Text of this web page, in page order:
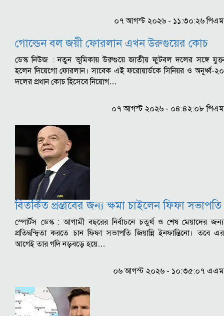
০৭ আগস্ট ২০২৬ - ১১:৩০:২৬ পিএম
গোল্ডেন বল জয়ী ফোরলান এখন উরুগুয়ের কোচ
ডেস্ক নিউজ : নতুন ভূমিকায় উরুগুয়ে জাতীয় ফুটবল দলের সঙ্গে যুক্ত
হলেন দিয়েগো ফোরলান। সাবেক এই ফরোয়ার্ডকে সিনিয়র ও অনূর্ধ্ব-২০
দলের প্রধান কোচ হিসেবে নিয়োগ…
০৭ আগস্ট ২০২৬ - ০৪:৪২:০৮ পিএম
বিতর্কিত প্রস্তাবের জন্য ক্ষমা চাইলেন ফিফা সভাপতি
স্পোর্টস ডেস্ক : আগামী বছরের নির্বাচনে চতুর্থ ও শেষ মেয়াদের জন্য
প্রতিদ্বন্দ্বিতা করতে চান ফিফা সভাপতি জিয়ান্নি ইনফান্তিনো। তবে এর
আগেই তার গদি নড়বড়ে হয়ে…
০৬ আগস্ট ২০২৬ - ১০:৩৫:০৭ এএম